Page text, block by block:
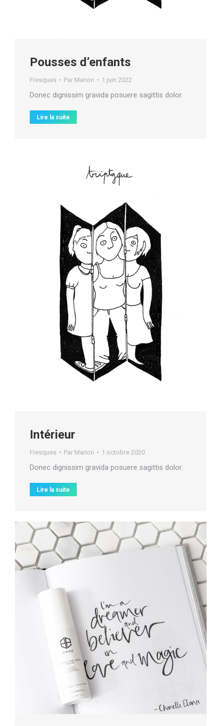
Pousses d’enfants
Fresques Par Marion 1 juin 2022
Donec dignissim gravida posuere sagittis dolor.
Lire la suite
Intérieur
Fresques Par Marion 1 octobre 2020
Donec dignissim gravida posuere sagittis dolor.
Lire la suite